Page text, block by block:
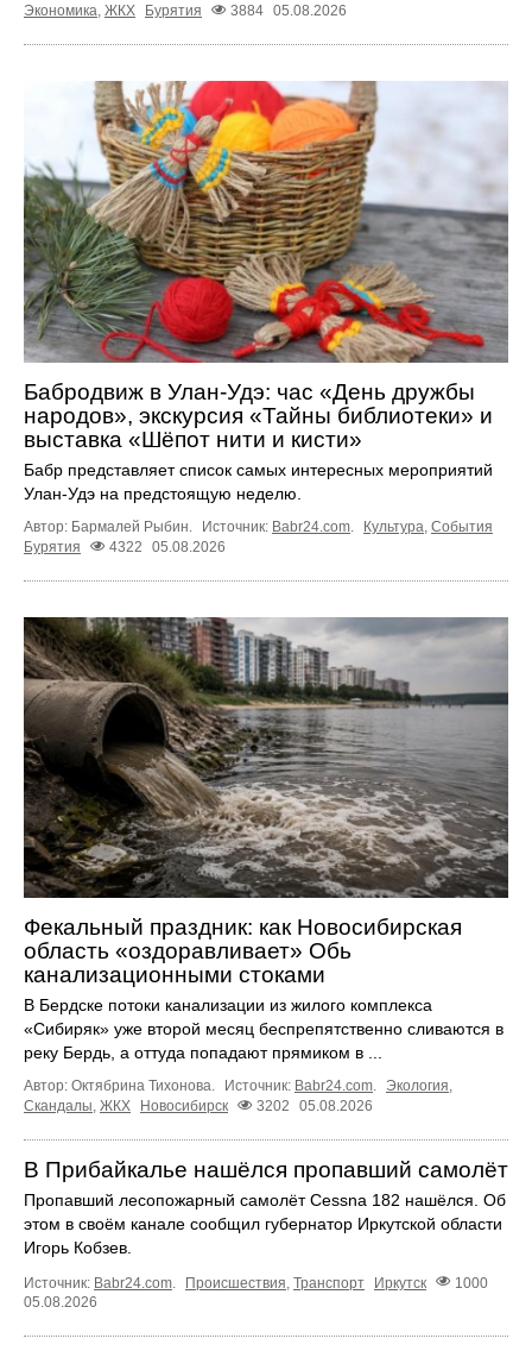
Экономика, ЖКХ Бурятия 3884 05.08.2026
Бабродвиж в Улан-Удэ: час «День дружбы
народов», экскурсия «Тайны библиотеки» и
выставка «Шёпот нити и кисти»
Бабр представляет список самых интересных мероприятий
Улан-Удэ на предстоящую неделю.
Автор: Бармалей Рыбин. Источник: Babr24.com Культура События
Бурятия
4322 05.08.2026
Фекальный праздник: как Новосибирская
область «оздоравливает» Обь
канализационными стоками
В Бердске потоки канализации из жилого комплекса
«Сибиряк» уже второй месяц беспрепятственно сливаются в
реку Бердь, а оттуда попадают прямиком в ...
Автор: Октябрина Тихонова. Источник: Babr24.com. Экология,
Скандалы, ЖКХ Новосибирск 3202 05.08.2026
В Прибайкалье нашёлся пропавший самолёт
Пропавший лесопожарный самолёт Cessna 182 нашёлся. Об
этом в своём канале сообщил губернатор Иркутской области
Игорь Кобзев.
Источник: Babr24.com Происшествия Транспорт Иркутск
1000
05.08.2026